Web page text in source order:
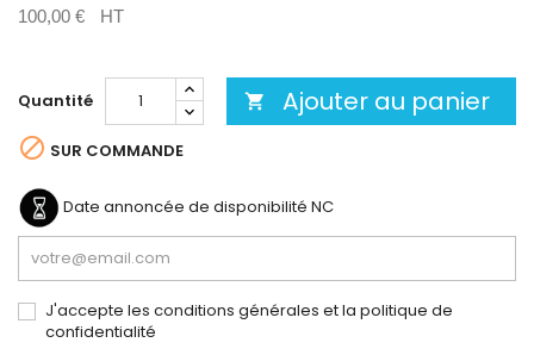
100,00 € HT
Quantité  Ajouter au panier
 SUR COMMANDE
Date annoncée de disponibilité NC
J'accepte les conditions générales et la politique de
confidentialité